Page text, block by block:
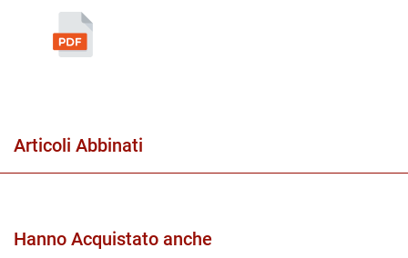
Articoli Abbinati
Hanno Acquistato anche